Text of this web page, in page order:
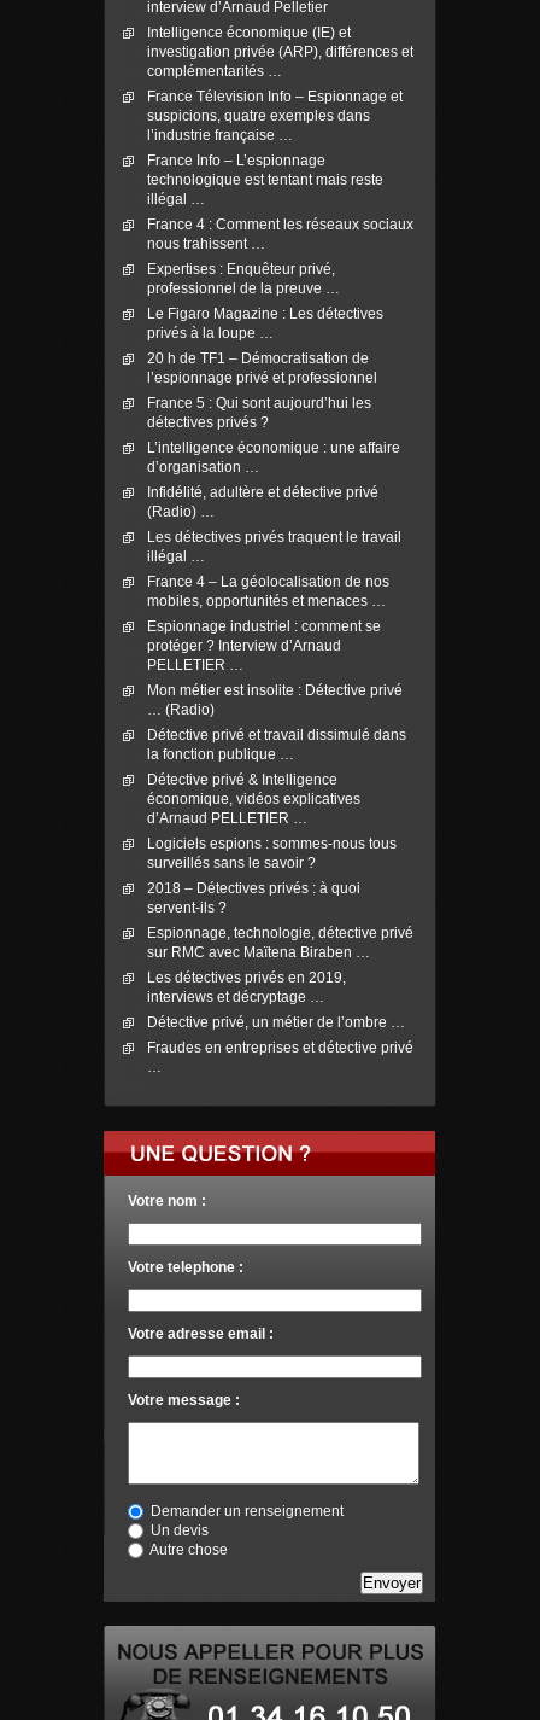
interview d’Arnaud Pelletier
Intelligence économique (IE) et
investigation privée (ARP), différences et
complémentarités …
France Télevision Info – Espionnage et
suspicions, quatre exemples dans
l’industrie française …
France Info – L’espionnage
technologique est tentant mais reste
illégal …
France 4 : Comment les réseaux sociaux
nous trahissent …
Expertises : Enquêteur privé,
professionnel de la preuve …
Le Figaro Magazine : Les détectives
privés à la loupe …
20 h de TF1 – Démocratisation de
l’espionnage privé et professionnel
France 5 : Qui sont aujourd’hui les
détectives privés ?
L’intelligence économique : une affaire
d’organisation …
Infidélité, adultère et détective privé
(Radio) …
Les détectives privés traquent le travail
illégal …
France 4 – La géolocalisation de nos
mobiles, opportunités et menaces …
Espionnage industriel : comment se
protéger ? Interview d’Arnaud
PELLETIER …
Mon métier est insolite : Détective privé
… (Radio)
Détective privé et travail dissimulé dans
la fonction publique …
Détective privé & Intelligence
économique, vidéos explicatives
d’Arnaud PELLETIER …
Logiciels espions : sommes-nous tous
surveillés sans le savoir ?
2018 – Détectives privés : à quoi
servent-ils ?
Espionnage, technologie, détective privé
sur RMC avec Maïtena Biraben …
Les détectives privés en 2019,
interviews et décryptage …
Détective privé, un métier de l’ombre …
Fraudes en entreprises et détective privé
…
Votre nom :
Votre telephone :
Votre adresse email :
Votre message :
Demander un renseignement
Un devis
Autre chose